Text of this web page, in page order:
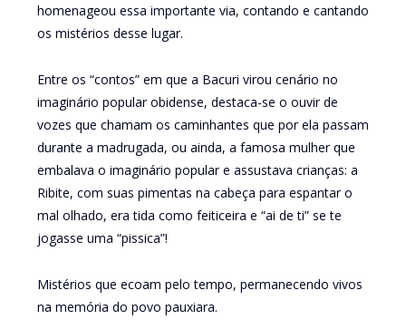
homenageou essa importante via, contando e cantando
os mistérios desse lugar.
Entre os “contos” em que a Bacuri virou cenário no
imaginário popular obidense, destaca-se o ouvir de
vozes que chamam os caminhantes que por ela passam
durante a madrugada, ou ainda, a famosa mulher que
embalava o imaginário popular e assustava crianças: a
Ribite, com suas pimentas na cabeça para espantar o
mal olhado, era tida como feiticeira e “ai de ti” se te
jogasse uma “pissica”!
Mistérios que ecoam pelo tempo, permanecendo vivos
na memória do povo pauxiara.